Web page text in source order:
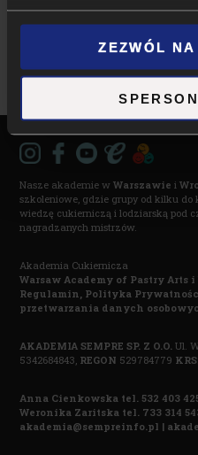
ZEZWÓL
Nasze akademie wWarszawie i
szkoleniowe, gdzie grupy od kilku
wiedzę cukierniczą i lodziarską pod
nagradzanych mistrzów.
Akademia Cukiernicza
Warsaw Academy of Pastry Arts i
Regulamin, Polityka Prywatnośc
przetwarzania danych
AKADEMIA SEMPRE SP. Z O.O. Ul.
5342684843, REGON 529784779 KRS
Anna Cienkowska tel. 532 403
Weronika Zaritska tel. 733 314
akademia@sempreinfo.pl |